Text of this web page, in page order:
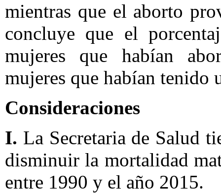
mientras que el aborto
concluye que el
mujeres que habían
mujeres que habían tenido
Consideraciones
I. La Secretaria de Salud
disminuir la mortalidad
entre 1990 y el año 2015.